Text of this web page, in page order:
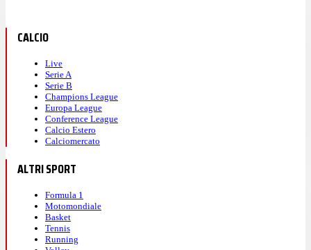
CALCIO
Live
Serie A
Serie B
Champions League
Europa League
Conference League
Calcio Estero
Calciomercato
ALTRI SPORT
Formula 1
Motomondiale
Basket
Tennis
Running